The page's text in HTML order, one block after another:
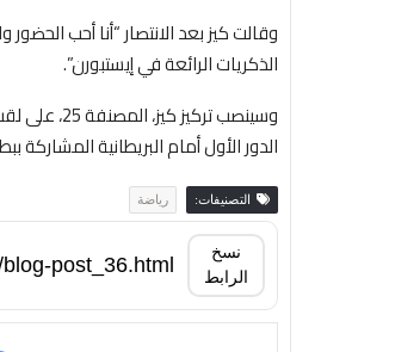
وقالت كيز بعد الانتصار “أنا أحب
الذكريات الرائعة في إيستبورن”.
الدور الأول أمام البريطانية
التصنيفات: رياضة
نسخ
الرابط